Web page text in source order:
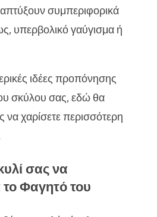
συμπεριφορικά
υπερβολικό γαύγισμα ή
ιδέες προπόνησης
σκύλου σας, εδώ θα
να χαρίσετε περισσότερη
σας να
το Φαγητό του